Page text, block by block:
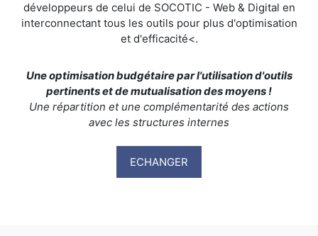
développeurs de celui de SOCOTIC - Web & Digital en
interconnectant tous les outils pour plus d'optimisation
et d'efficacité<.
Une optimisation budgétaire par l'utilisation d'outils
pertinents et de mutualisation des moyens !
Une répartition et une complémentarité des actions
avec les structures internes
ECHANGER